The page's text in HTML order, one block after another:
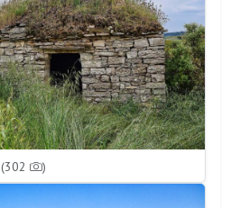
(302 )